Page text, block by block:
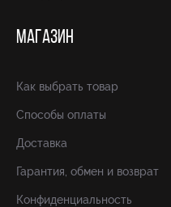
МАГАЗИН
Как выбрать товар
Способы оплаты
Доставка
Гарантия, обмен и возврат
Конфиденциальность